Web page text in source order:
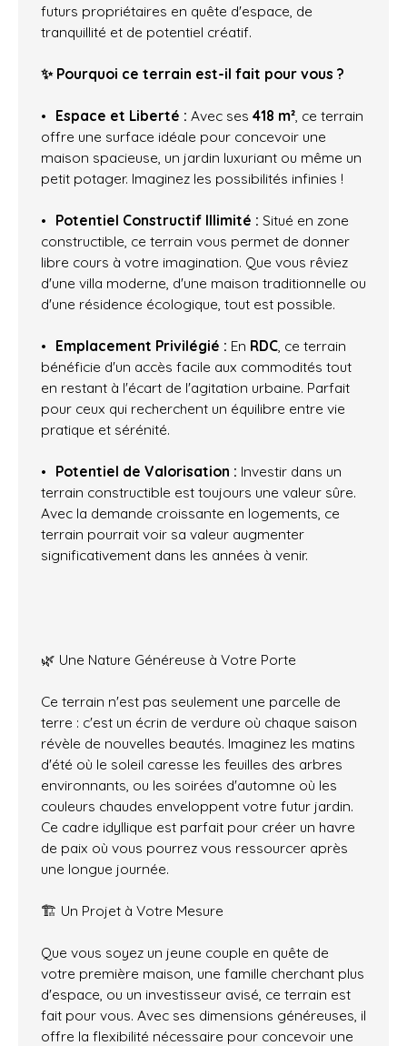
futurs propriétaires en quête d'espace, de
tranquillité et de potentiel créatif.
✨ Pourquoi ce terrain est-il fait pour vous ?
Espace et Liberté : Avec ses 418 m², ce terrain
offre une surface idéale pour concevoir une
maison spacieuse, un jardin luxuriant ou même un
petit potager. Imaginez les possibilités infinies !
Potentiel Constructif Illimité : Situé en zone
constructible, ce terrain vous permet de donner
libre cours à votre imagination. Que vous rêviez
d'une villa moderne, d'une maison traditionnelle ou
d'une résidence écologique, tout est possible.
Emplacement Privilégié : En RDC, ce terrain
bénéficie d'un accès facile aux commodités tout
en restant à l'écart de l'agitation urbaine. Parfait
pour ceux qui recherchent un équilibre entre vie
pratique et sérénité.
Potentiel de Valorisation : Investir dans un
terrain constructible est toujours une valeur sûre.
Avec la demande croissante en logements, ce
terrain pourrait voir sa valeur augmenter
significativement dans les années à venir.
🌿 Une Nature Généreuse à Votre Porte
Ce terrain n'est pas seulement une parcelle de
terre : c'est un écrin de verdure où chaque saison
révèle de nouvelles beautés. Imaginez les matins
d'été où le soleil caresse les feuilles des arbres
environnants, ou les soirées d'automne où les
couleurs chaudes enveloppent votre futur jardin.
Ce cadre idyllique est parfait pour créer un havre
de paix où vous pourrez vous ressourcer après
une longue journée.
🏗️ Un Projet à Votre Mesure
Que vous soyez un jeune couple en quête de
votre première maison, une famille cherchant plus
d'espace, ou un investisseur avisé, ce terrain est
fait pour vous. Avec ses dimensions généreuses, il
offre la flexibilité nécessaire pour concevoir une